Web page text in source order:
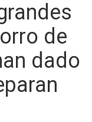
de
dado